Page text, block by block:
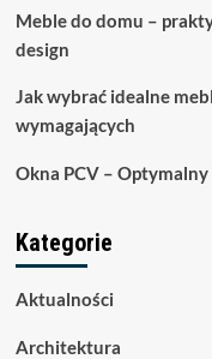
Meble do domu –
design
Jak wybrać idealne
wymagających
Okna PCV –
Kategorie
Aktualności
Architektura